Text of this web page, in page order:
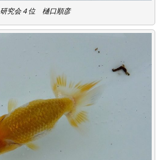
研究会４位 樋口順彦